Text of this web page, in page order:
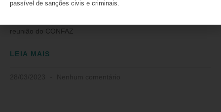
reunião do CONFAZ
LEIA MAIS
passível de sanções civis e criminais.